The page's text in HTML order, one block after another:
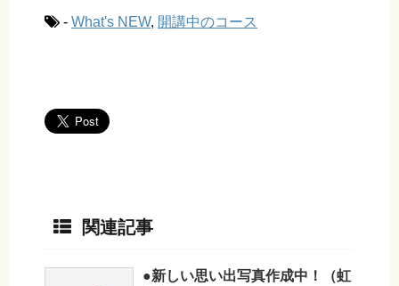
- What's NEW, 開講中のコース
関連記事
●新しい思い出写真作成中！（虹